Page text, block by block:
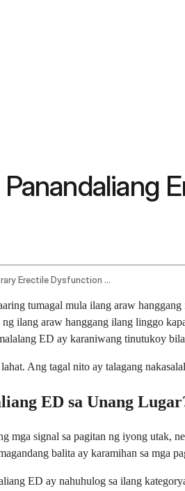
How Long Does Temporary Erectile Dysfunction Last
tumagal mula ilang araw
ilang araw hanggang ilang linggo
ED ay karaniwang tinutukoy
Ang tagal nito ay talagang
ED sa Unang
mga signal sa pagitan ng iyong
balita ay karamihan sa mga
ED ay nahuhulog sa ilang